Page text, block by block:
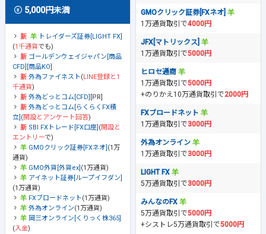
5,000円未満
トレイダーズ証券[LIGHT FX]
(1千通貨でも)
ゴールデンウェイジャパン[商品
CFD][商品KO]
外為ファイネスト(LINE登録と1
千通貨)
外為どっとコム[CFD] [PR]
外為どっとコム[らくらくFX積
立] (開設とアンケート回答)
SBI FXトレード[FX口座] (開設と
エントリーで)
GMOクリック証券[FXネオ] (1万
通貨)
GMO外貨[外貨ex] (1万通貨)
アイネット証券[ループイフダン]
(1万通貨)
FXブロードネット(1万通貨)
外為オンライン(1万通貨)
岡三オンライン[くりっく株365]
(入金)
GMOクリック証券[FXネオ]
1万通貨取引で4000円
JFX[マトリックス]
1万通貨取引で5000円
ヒロセ通商
1万通貨取引で5000円
+のりかえ10万通貨取引で2000円
FXブロードネット
1万通貨取引で3000円
外為オンライン
1万通貨取引で3000円
LIGHT FX
5万通貨取引で3000円
みんなのFX
5万通貨取引で5000円
+シストレ5万通貨取引で5000円